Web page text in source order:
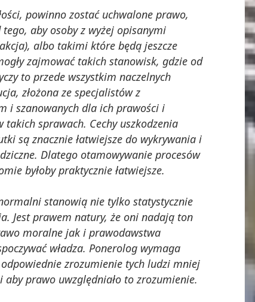
powinno zostać uchwalone prawo,
aby osoby z wyżej opisanymi
albo takimi które będą jeszcze
zajmować takich stanowisk, gdzie od
to przede wszystkim naczelnych
złożona ze specjalistów z
i szanowanych dla ich prawości i
sprawach. Cechy uszkodzenia
są znacznie łatwiejsze do wykrywania i
Dlatego otamowywanie procesów
byłoby praktycznie łatwiejsze.
stanowią nie tylko statystycznie
Jest prawem natury, że oni nadają ton
moralne jak i prawodawstwa
władza. Ponerolog wymaga
zrozumienie tych ludzi mniej
prawo uwzględniało to zrozumienie.